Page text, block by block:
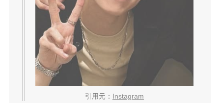
引用元： Instagram